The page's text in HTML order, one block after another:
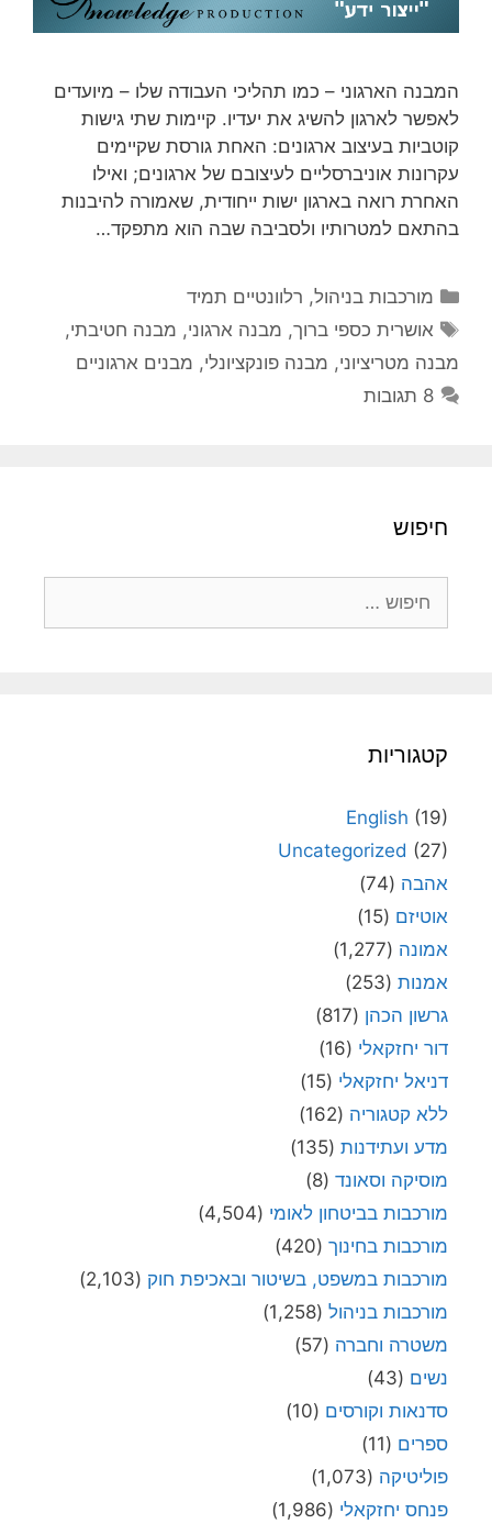
המבנה הארגוני – כמו תהליכי העבודה שלו – מיועדים
לאפשר לארגון להשיג את יעדיו. קיימות שתי גישות
קוטביות בעיצוב ארגונים: האחת גורסת שקיימים
עקרונות אוניברסליים לעיצובם של ארגונים; ואילו
האחרת רואה בארגון ישות ייחודית, שאמורה להיבנות
בהתאם למטרותיו ולסביבה שבה הוא מתפקד…
קטגוריות
מורכבות בניהול, רלוונטיים תמיד
תגיות
אושרית כספי ברוך, מבנה ארגוני, מבנה חטיבתי,
מבנה מטריציוני, מבנה פונקציונלי, מבנים ארגוניים
8 תגובות
חיפוש
קטגוריות
English (19)
Uncategorized (27)
אהבה (74)
אוטיזם (15)
אמונה (1,277)
אמנות (253)
גרשון הכהן (817)
דור יחזקאלי (16)
דניאל יחזקאלי (15)
ללא קטגוריה (162)
מדע ועתידנות (135)
מוסיקה וסאונד (8)
מורכבות בביטחון לאומי (4,504)
מורכבות בחינוך (420)
מורכבות במשפט, בשיטור ובאכיפת חוק (2,103)
מורכבות בניהול (1,258)
משטרה וחברה (57)
נשים (43)
סדנאות וקורסים (10)
ספרים (11)
פוליטיקה (1,073)
פנחס יחזקאלי (1,986)